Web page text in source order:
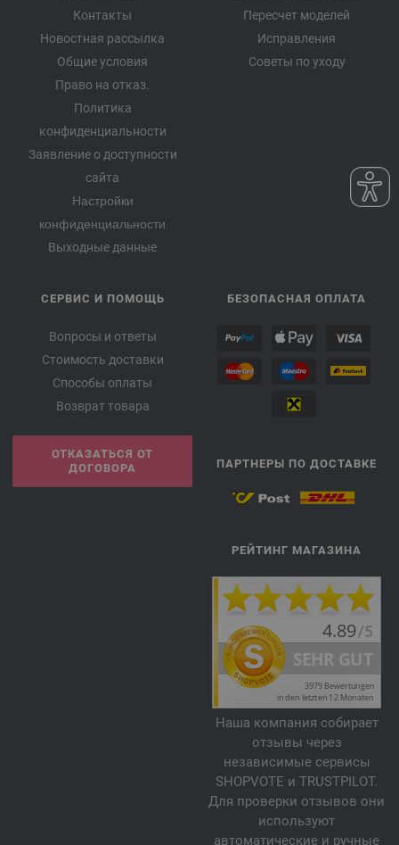
Контакты
Новостная рассылка
Общие условия
Право на отказ.
Политика
конфиденциальности
Заявление о доступности
сайта
Настройки
конфиденциальности
Выходные данные
Пересчет моделей
Исправления
Советы по уходу
СЕРВИС И ПОМОЩЬ
Вопросы и ответы
Стоимость доставки
Способы оплаты
Возврат товара
ОТКАЗАТЬСЯ ОТ
ДОГОВОРА
БЕЗОПАСНАЯ ОПЛАТА
ПАРТНЕРЫ ПО ДОСТАВКЕ
РЕЙТИНГ МАГАЗИНА
Наша компания собирает
отзывы через
независимые сервисы
SHOPVOTE и TRUSTPILOT.
Для проверки отзывов они
используют
автоматические и ручные